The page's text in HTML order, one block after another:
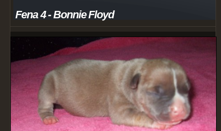
Fena 4 - Bonnie Floyd